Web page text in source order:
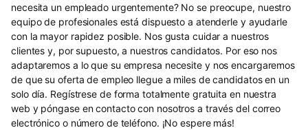
necesita un empleado urgentemente? No se preocupe, nuestro
equipo de profesionales está dispuesto a atenderle y ayudarle
con la mayor rapidez posible. Nos gusta cuidar a nuestros
clientes y, por supuesto, a nuestros candidatos. Por eso nos
adaptaremos a lo que su empresa necesite y nos encargaremos
de que su oferta de empleo llegue a miles de candidatos en un
solo día. Regístrese de forma totalmente gratuita en nuestra
web y póngase en contacto con nosotros a través del correo
electrónico o número de teléfono. ¡No espere más!